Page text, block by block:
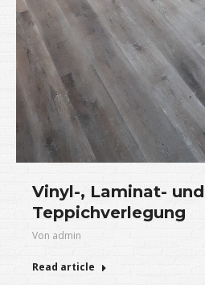
Vinyl-, Laminat- und
Teppichverlegung
Von admin
Read article